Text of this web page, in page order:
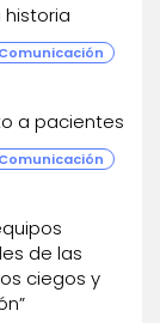
historia
a pacientes
de las
ciegos y